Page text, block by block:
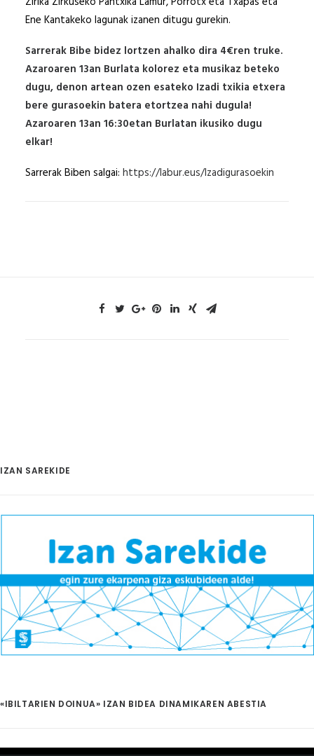
Ene Kantakeko lagunak izanen ditugu gurekin.
Sarrerak Bibe bidez lortzen ahalko dira 4€ren truke.
Azaroaren 13an Burlata kolorez eta musikaz beteko
dugu, denon artean ozen esateko Izadi txikia etxera
bere gurasoekin batera etortzea nahi dugula!
Azaroaren 13an 16:30etan Burlatan ikusiko dugu
elkar!
Sarrerak Biben salgai: https://labur.eus/Izadigurasoekin
IZAN SAREKIDE
«IBILTARIEN DOINUA» IZAN BIDEA DINAMIKAREN ABESTIA